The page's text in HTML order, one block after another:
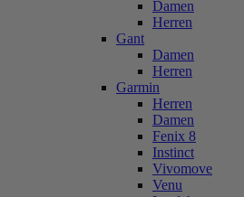
Damen
Herren
Gant
Damen
Herren
Garmin
Herren
Damen
Fenix 8
Instinct
Vivomove
Venu